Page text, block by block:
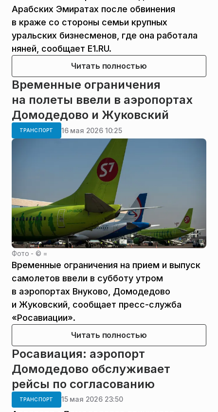
Арабских Эмиратах после обвинения
в краже со стороны семьи крупных
уральских бизнесменов, где она работала
няней, сообщает E1.RU.
Читать полностью
Временные ограничения
на полеты ввели в аэропортах
Домодедово и Жуковский
ТРАНСПОРТ 16 мая 2026 10:25
Фото - © =
Временные ограничения на прием и выпуск
самолетов ввели в субботу утром
в аэропортах Внуково, Домодедово
и Жуковский, сообщает пресс-служба
«Росавиации».
Читать полностью
Росавиация: аэропорт
Домодедово обслуживает
рейсы по согласованию
ТРАНСПОРТ 15 мая 2026 23:50